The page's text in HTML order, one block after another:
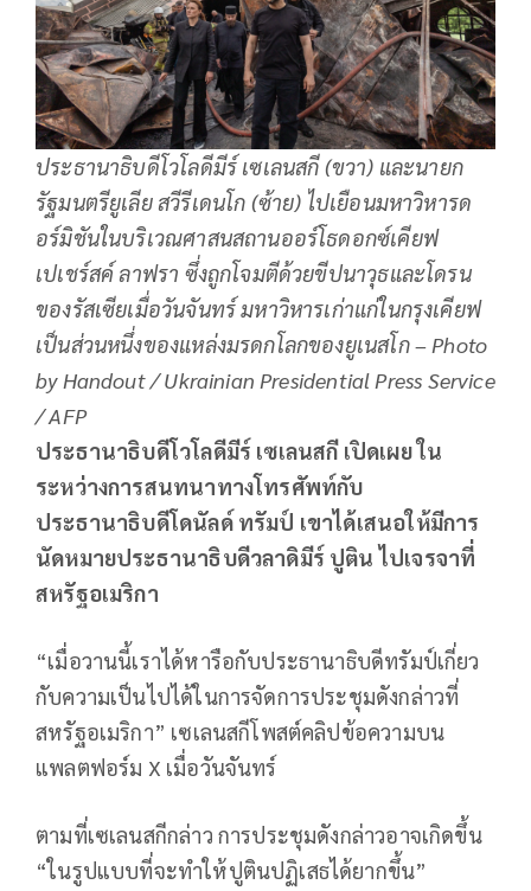
ประธานาธิบดีโวโลดีมีร์ เซเลนสกี (ขวา) และนายก
รัฐมนตรียูเลีย สวีรีเดนโก (ซ้าย) ไปเยือนมหาวิหารด
อร์มิชันในบริเวณศาสนสถานออร์โธดอกซ์เคียฟ
เปเชร์สค์ ลาฟรา ซึ่งถูกโจมตีด้วยขีปนาวุธและโดรน
ของรัสเซียเมื่อวันจันทร์ มหาวิหารเก่าแก่ในกรุงเคียฟ
เป็นส่วนหนึ่งของแหล่งมรดกโลกของยูเนสโก – Photo
by Handout / Ukrainian Presidential Press Service
/ AFP
ประธานาธิบดีโวโลดีมีร์ เซเลนสกี เปิดเผย ใน
ระหว่างการสนทนาทางโทรศัพท์กับ
ประธานาธิบดีโดนัลด์ ทรัมป์ เขาได้เสนอให้มีการ
นัดหมายประธานาธิบดีวลาดิมีร์ ปูติน ไปเจรจาที่
สหรัฐอเมริกา
“เมื่อวานนี้เราได้หารือกับประธานาธิบดีทรัมป์เกี่ยว
กับความเป็นไปได้ในการจัดการประชุมดังกล่าวที่
สหรัฐอเมริกา” เซเลนสกีโพสต์คลิปข้อความบน
แพลตฟอร์ม X เมื่อวันจันทร์
ตามที่เซเลนสกีกล่าว การประชุมดังกล่าวอาจเกิดขึ้น
“ในรูปแบบที่จะทำให้ปูตินปฏิเสธได้ยากขึ้น”